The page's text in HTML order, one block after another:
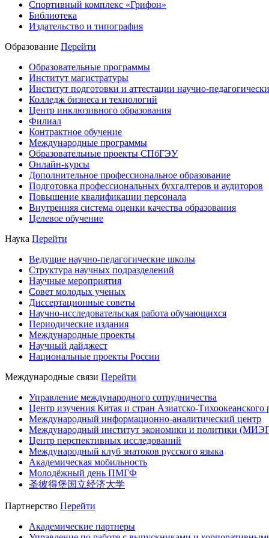
Спортивный комплекс «Грифон»
Библиотека
Издательство и типография
Образование Перейти
Образовательные программы
Институт магистратуры
Институт подготовки и аттестации научно-
Колледж бизнеса и технологий
Центр инклюзивного образования
Филиал
Контрактное обучение
Международные программы
Образовательные проекты СПбГЭУ
Онлайн-курсы
Дополнительное профессиональное образование
Подготовка профессиональных бухгалтеров и аудиторов
Повышение квалификации персонала
Внутренняя система оценки качества образования
Целевое обучение
Наука Перейти
Ведущие научно-педагогические школы
Структура научных подразделений
Научные мероприятия
Совет молодых ученых
Диссертационные советы
Научно-исследовательская работа обучающихся
Периодические издания
Международные проекты
Научный дайджест
Национальные проекты России
Международные связи Перейти
Управление международного сотрудничества
Центр изучения Китая и стран Азиатско-Тихоокеанского
Международный информационно-аналитический центр
Международный институт экономики и политики
Центр перспективных исследований
Международный клуб знатоков русского языка
Академическая мобильность
Молодёжный день ПМГФ
圣彼得堡国立经济大学
Партнерство Перейти
Академические партнеры